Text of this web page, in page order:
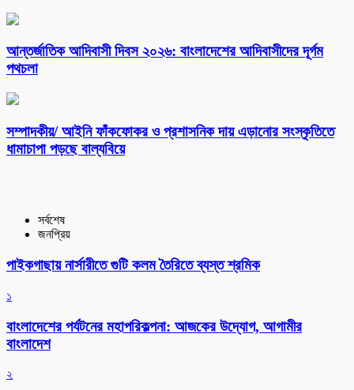
আন্তর্জাতিক আদিবাসী দিবস ২০২৬: বাংলাদেশের আদিবাসীদের দূর্গম
পথচলা
সম্পাদকীয়/ আইনি ফাঁকফোকর ও প্রশাসনিক দায় এড়ানোর সংস্কৃতিতে
ধামাচাপা পড়ছে বাল্যবিয়ে
সর্বশেষ
জনপ্রিয়
পাইকগাছায় নার্সারীতে গুটি কলম তৈরিতে ব্যস্ত শ্রমিক
১
বাংলাদেশের পর্যটনের মহাপরিকল্পনা: আজকের উদ্যোগ, আগামীর
বাংলাদেশ
২